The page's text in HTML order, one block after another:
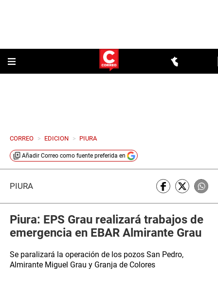
CORREO > EDICION > PIURA
Añadir Correo como fuente preferida en
PIURA
Piura: EPS Grau realizará trabajos de
emergencia en EBAR Almirante Grau
Se paralizará la operación de los pozos San Pedro,
Almirante Miguel Grau y Granja de Colores